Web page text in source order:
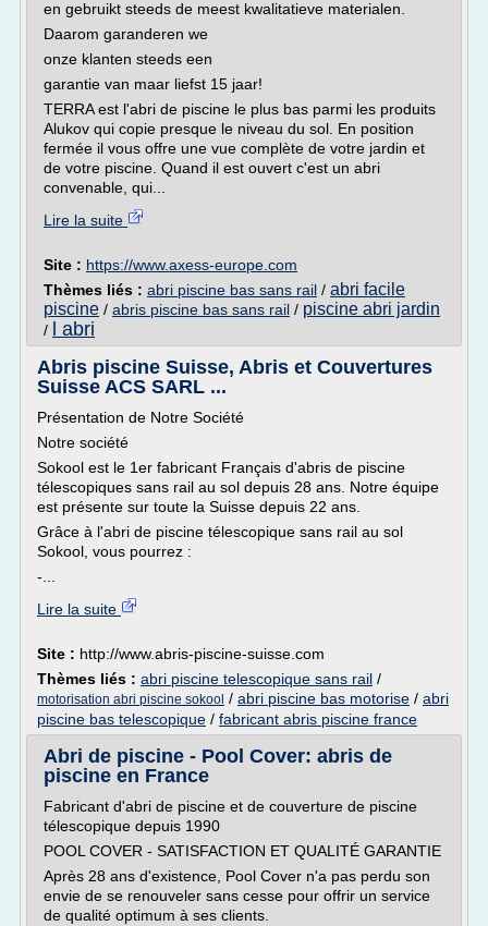
en gebruikt steeds de meest kwalitatieve materialen.
Daarom garanderen we
onze klanten steeds een
garantie van maar liefst 15 jaar!
TERRA est l'abri de piscine le plus bas parmi les produits
Alukov qui copie presque le niveau du sol. En position
fermée il vous offre une vue complète de votre jardin et
de votre piscine. Quand il est ouvert c'est un abri
convenable, qui...
Lire la suite
Site : https://www.axess-europe.com
Thèmes liés : abri piscine bas sans rail / abri facile
piscine / abris piscine bas sans rail / piscine abri jardin
/
l abri
Abris piscine Suisse, Abris et Couvertures
Suisse ACS SARL ...
Présentation de Notre Société
Notre société
Sokool est le 1er fabricant Français d'abris de piscine
télescopiques sans rail au sol depuis 28 ans. Notre équipe
est présente sur toute la Suisse depuis 22 ans.
Grâce à l'abri de piscine télescopique sans rail au sol
Sokool, vous pourrez :
-...
Lire la suite
Site : http://www.abris-piscine-suisse.com
Thèmes liés : abri piscine telescopique sans rail /
motorisation abri piscine sokool / abri piscine bas motorise / abri
piscine bas telescopique / fabricant abris piscine france
Abri de piscine - Pool Cover: abris de
piscine en France
Fabricant d'abri de piscine et de couverture de piscine
télescopique depuis 1990
POOL COVER - SATISFACTION ET QUALITÉ GARANTIE
Après 28 ans d'existence, Pool Cover n'a pas perdu son
envie de se renouveler sans cesse pour offrir un service
de qualité optimum à ses clients.